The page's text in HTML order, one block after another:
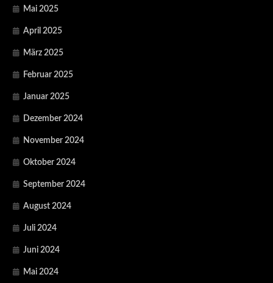
Mai 2025
April 2025
März 2025
Februar 2025
Januar 2025
Dezember 2024
November 2024
Oktober 2024
September 2024
August 2024
Juli 2024
Juni 2024
Mai 2024